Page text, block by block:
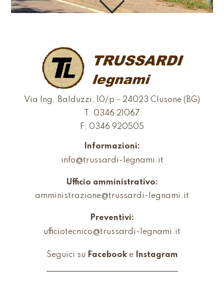
Via Ing. Balduzzi, 10/p - 24023 Clusone (BG)
T. 0346 21067
F: 0346 920505
Informazioni:
info@trussardi-legnami.it
Ufficio amministrativo:
amministrazione@trussardi-legnami.it
Preventivi:
ufficiotecnico@trussardi-legnami.it
Seguici su Facebooke Instagram